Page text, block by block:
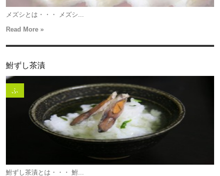
メズシとは・・・ メズシ...
Read More »
鮒ずし茶漬
ふ
鮒ずし茶漬とは・・・ 鮒...